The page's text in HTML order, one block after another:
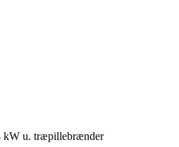
kW u. træpillebrænder